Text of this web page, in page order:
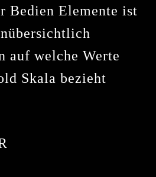
Bedien Elemente ist
auf welche Werte
Skala bezieht